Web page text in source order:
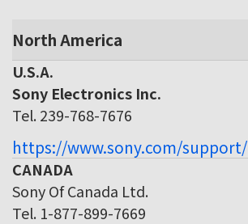
North America
U.S.A.
Sony Electronics Inc.
Tel. 239-768-7676
https://www.sony.com/support/
CANADA
Sony Of Canada Ltd.
Tel. 1-877-899-7669